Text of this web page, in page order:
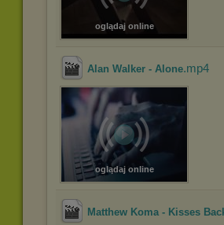
oglądaj online
Alan Walker - Alone.mp4
oglądaj online
Matthew Koma - Kisses